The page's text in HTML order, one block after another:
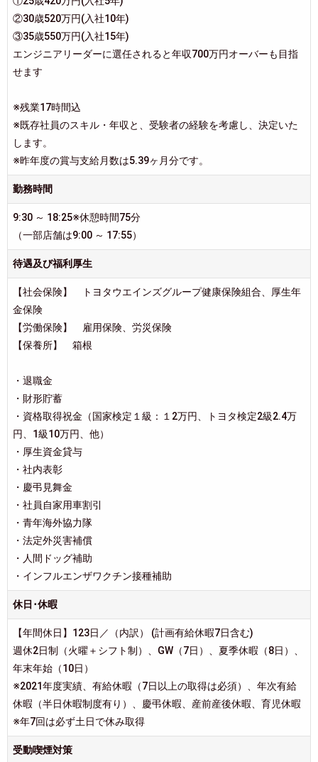
②30歳520万円(入社10年)
③35歳550万円(入社15年)
エンジニアリーダーに選任されると年収700万円オーバーも目指
せます
※残業17時間込
※既存社員のスキル・年収と、受験者の経験を考慮し、決定いた
します。
※昨年度の賞与支給月数は5.39ヶ月分です。
勤務時間
9:30 ～ 18:25※休憩時間75分
（一部店舗は9:00 ～ 17:55）
待遇及び福利厚生
【社会保険】 トヨタウエインズグループ健康保険組合、厚生年
金保険
【労働保険】 雇用保険、労災保険
【保養所】 箱根
・退職金
・財形貯蓄
・資格取得祝金（国家検定１級：１2万円、トヨタ検定2級2.4万
円、1級10万円、他）
・厚生資金貸与
・社内表彰
・慶弔見舞金
・社員自家用車割引
・青年海外協力隊
・法定外災害補償
・人間ドッグ補助
・インフルエンザワクチン接種補助
休日･休暇
【年間休日】123日／（内訳） (計画有給休暇7日含む)
週休2日制（火曜＋シフト制）、GW（7日）、夏季休暇（8日）、
年末年始（10日）
※2021年度実績、有給休暇（7日以上の取得は必須）、年次有給
休暇（半日休暇制度有り）、慶弔休暇、産前産後休暇、育児休暇
※年7回は必ず土日で休み取得
受動喫煙対策